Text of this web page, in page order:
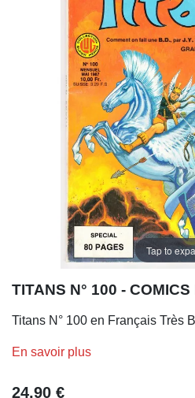
Tap to
TITANS N° 100 -
Titans N° 100 en Français Très
En savoir plus
24,90 €